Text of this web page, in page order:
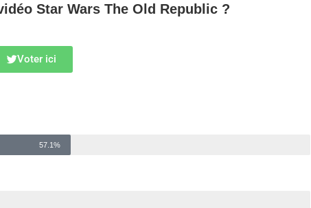
Star Wars The Old Republic ?
Voter ici
57.1%